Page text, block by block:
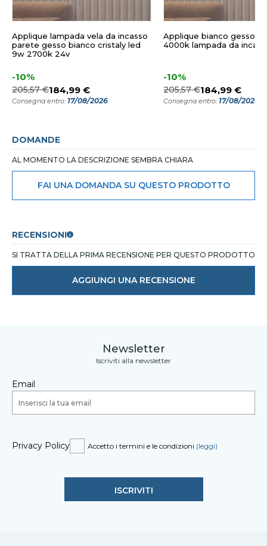
Applique lampada vela da incasso
parete gesso bianco cristaly led
9w 2700k 24v
-10%
205,57 €184,99 €
Consegna entro: 17/08/2026
Applique bianco gesso
4000k lampada da
-10%
205,57 €184,99 €
Consegna entro: 17/08/2026
DOMANDE
AL MOMENTO LA DESCRIZIONE SEMBRA CHIARA
FAI UNA DOMANDA SU QUESTO PRODOTTO
RECENSIONI
SI TRATTA DELLA PRIMA RECENSIONE PER QUESTO PRODOTTO
AGGIUNGI UNA RECENSIONE
Newsletter
Iscriviti alla newsletter
Email
Privacy Policy Accetto i termini e le condizioni (leggi)